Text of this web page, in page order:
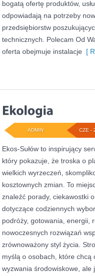
bogatą ofertę produktów,
odpowiadają na potrzeby
przedsiębiorstw
technicznych. Polecam Od
oferta obejmuje instalacje [
CZE -
ADMIN
Ekos-Sułów to inspirujący
który pokazuje, że troska o
wielkich wyrzeczeń,
kosztownych zmian. To
znaleźć porady, ciekawostki
dotyczące codziennych
podróży, gotowania, energii,
nowoczesnych rozwiązań
zrównoważony styl życia.
myślą o osobach, które chcą
wyzwania środowiskowe, ale